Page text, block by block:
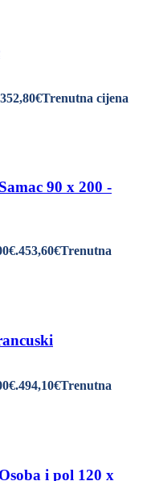
352,80€Trenutna cijena
90 x 200 -
453,60€Trenutna
494,10€Trenutna
i pol 120 x